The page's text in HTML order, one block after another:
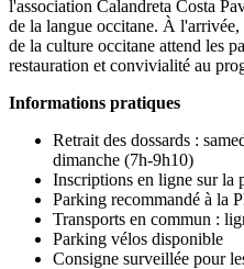
l'association Calandreta Costa
de la langue occitane. À
de la culture occitane attend les
restauration et convivialité au
Informations pratiques
Retrait des dossards :
dimanche (7h-9h10)
Inscriptions en ligne sur la
Parking recommandé à la
Transports en commun :
Parking vélos disponible
Consigne surveillée pour